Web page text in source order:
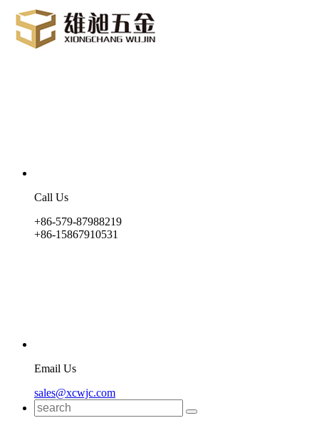
Call Us
+86-579-87988219
+86-15867910531
Email Us
sales@xcwjc.com